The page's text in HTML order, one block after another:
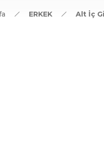
ERKEK Alt İç